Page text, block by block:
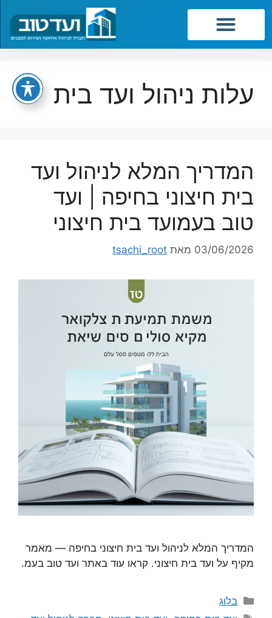
עלות ניהול ועד בית
המדריך המלא לניהול ועד
בית חיצוני בחיפה | ועד
טוב בעמועד בית חיצוני
03/06/2026 מאת tsachi_root
המדריך המלא לניהול ועד בית חיצוני בחיפה — מאמר
מקיף על ועד בית חיצוני. קראו עוד באתר ועד טוב בעמ.
בלוג